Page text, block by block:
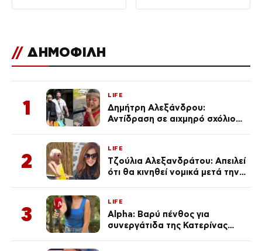
// ΔΗΜΟΦΙΛΗ
1
LIFE
Δημήτρη Αλεξάνδρου:
Αντίδραση σε αιχμηρό σχόλιο
2
LIFE
Τζούλια Αλεξανδράτου: Απειλεί
ότι θα κινηθεί νομικά μετά την
3
LIFE
Alpha: Βαρύ πένθος για
συνεργάτιδα της Κατερίνας